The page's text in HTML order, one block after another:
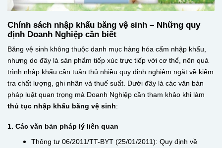
Chính sách nhập khẩu băng vệ sinh – Những quy
định Doanh Nghiệp cần biết
Băng vệ sinh không thuộc danh mục hàng hóa cấm nhập khẩu,
nhưng do đây là sản phẩm tiếp xúc trực tiếp với cơ thể, nên quá
trình nhập khẩu cần tuân thủ nhiều quy định nghiêm ngặt về kiểm
tra chất lượng, ghi nhãn và thuế suất. Dưới đây là các văn bản
pháp luật quan trọng mà Doanh Nghiệp cần tham khảo khi làm
thủ tục nhập khẩu băng vệ sinh:
1. Các văn bản pháp lý liên quan
Thông tư 06/2011/TT-BYT (25/01/2011): Quy định về